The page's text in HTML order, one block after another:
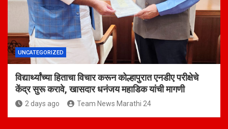
UNCATEGORIZED
विद्यार्थ्यांच्या हिताचा विचार करून कोल्हापुरात एनडीए परीक्षेचे
केंद्र सुरू करावे, खासदार धनंजय महाडिक यांची मागणी
2 days ago Team News Marathi 24